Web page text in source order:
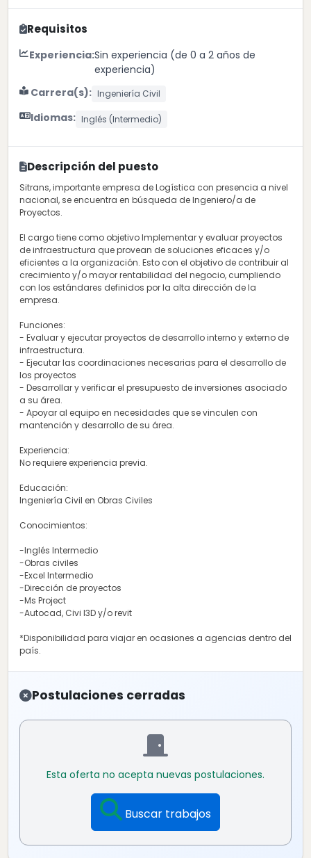
Requisitos
Experiencia:Sin experiencia (de 0 a 2 años de
experiencia)
Carrera(s): Ingeniería Civil
Idiomas: Inglés (Intermedio)
Descripción del puesto
Sitrans, importante empresa de Logística con presencia a nivel
nacional, se encuentra en búsqueda de Ingeniero/a de
Proyectos.
El cargo tiene como objetivo Implementar y evaluar proyectos
de infraestructura que provean de soluciones eficaces y/o
eficientes a la organización. Esto con el objetivo de contribuir al
crecimiento y/o mayor rentabilidad del negocio, cumpliendo
con los estándares definidos por la alta dirección de la
empresa.
Funciones:
- Evaluar y ejecutar proyectos de desarrollo interno y externo de
infraestructura.
- Ejecutar las coordinaciones necesarias para el desarrollo de
los proyectos
- Desarrollar y verificar el presupuesto de inversiones asociado
a su área.
- Apoyar al equipo en necesidades que se vinculen con
mantención y desarrollo de su área.
Experiencia:
No requiere experiencia previa.
Educación:
Ingeniería Civil en Obras Civiles
Conocimientos:
-Inglés Intermedio
-Obras civiles
-Excel Intermedio
-Dirección de proyectos
-Ms Project
-Autocad, Civi l3D y/o revit
*Disponibilidad para viajar en ocasiones a agencias dentro del
país.
Postulaciones cerradas
Esta oferta no acepta nuevas postulaciones.
Buscar trabajos